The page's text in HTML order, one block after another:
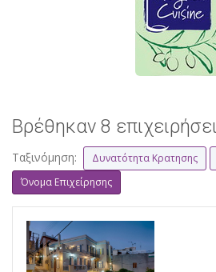
Βρέθηκαν 8
Ταξινόμηση: Δυνατότητα Κρατησης
Όνομα Επιχείρησης